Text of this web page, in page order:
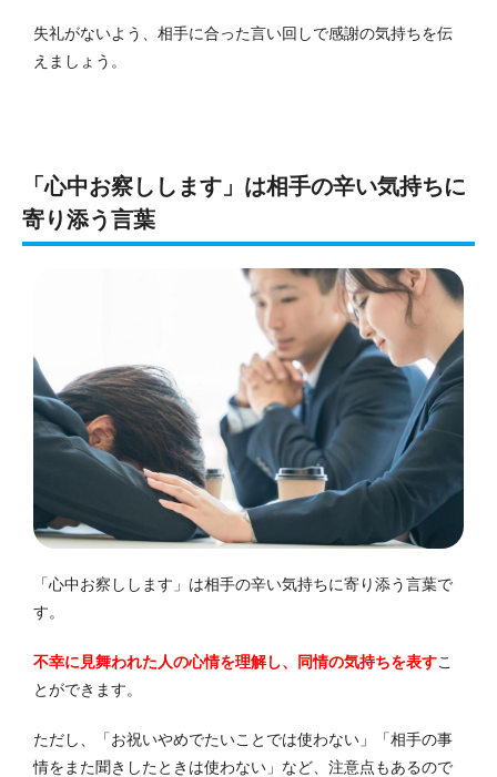
失礼がないよう、相手に合った言い回しで感謝の気持ちを伝
えましょう。
「心中お察しします」は相手の辛い気持ちに
寄り添う言葉
「心中お察しします」は相手の辛い気持ちに寄り添う言葉で
す。
不幸に見舞われた人の心情を理解し、同情の気持ちを表すこ
とができます。
ただし、「お祝いやめでたいことでは使わない」「相手の事
情をまた聞きしたときは使わない」など、注意点もあるので